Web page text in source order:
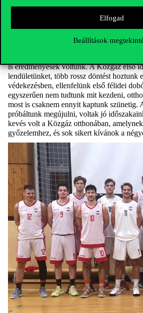
Elfogad
Beállítások
nagyon szervezett, erős, jó ellenfél volt –
nekünk. Nagyon boldog vagyok, most
részletekbe belemenni. Próbálunk minél
is eredményesek voltunk. A Közgáz első
lendületünket, több rossz döntést hoztunk
védekezésben, ellenfelünk első félidei
egyszerűen nem tudtunk mit kezdeni,
most is csaknem ennyit kaptunk szünetig.
próbáltunk megújulni, voltak jó
kevés volt a Közgáz otthonában, amelynek
győzelemhez, és sok sikert kívánok a